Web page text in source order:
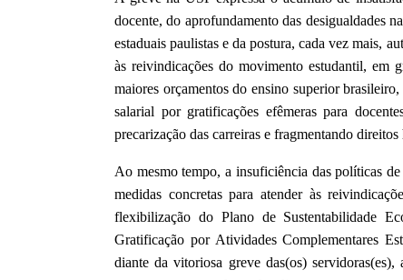
docente, do aprofundamento das desigualdades
estaduais paulistas e da postura, cada vez mais,
às reivindicações do movimento estudantil, em
maiores orçamentos do ensino superior
salarial por gratificações efêmeras para
precarização das carreiras e fragmentando
Ao mesmo tempo, a insuficiência das políticas
medidas concretas para atender às
flexibilização do Plano de Sustentabilidade
Gratificação por Atividades Complementares
diante da vitoriosa greve das(os)